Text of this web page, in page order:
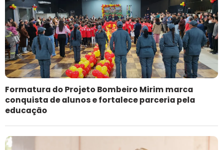
Formatura do Projeto Bombeiro Mirim marca
conquista de alunos e fortalece parceria pela
educação